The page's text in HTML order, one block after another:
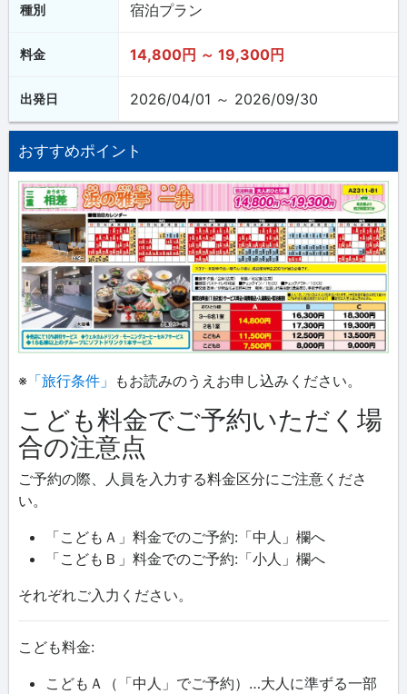
種別 宿泊プラン
料金 14,800円 ～ 19,300円
出発日 2026/04/01 ～ 2026/09/30
おすすめポイント
※ 「旅行条件」 もお読みのうえお申し込みください。
こども料金でご予約いただく場
合の注意点
ご予約の際、人員を入力する料金区分にご注意くださ
い。
「こどもＡ」料金でのご予約:「中人」欄へ
「こどもＢ」料金でのご予約:「小人」欄へ
それぞれご入力ください。
こども料金:
こどもＡ（「中人」でご予約）…大人に準ずる一部